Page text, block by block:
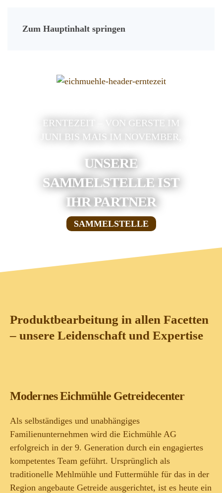
Zum Hauptinhalt springen
ERNTEZEIT – VON GERSTE IM
JUNI BIS MAIS IM NOVEMBER,
UNSERE
SAMMELSTELLE IST
IHR PARTNER
SAMMELSTELLE
Produktbearbeitung in allen Facetten
– unsere Leidenschaft und Expertise
Modernes Eichmühle Getreidecenter
Als selbständiges und unabhängiges
Familienunternehmen wird die Eichmühle AG
erfolgreich in der 9. Generation durch ein engagiertes
kompetentes Team geführt. Ursprünglich als
traditionelle Mehlmühle und Futtermühle für das in der
Region angebaute Getreide ausgerichtet, ist es heute ein